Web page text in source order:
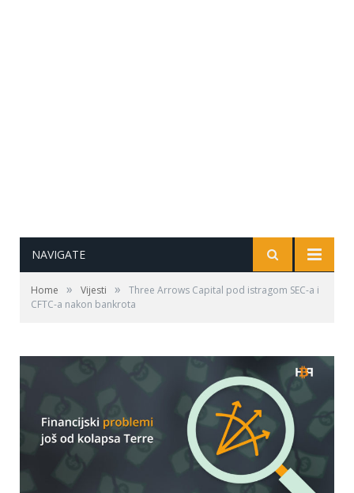
NAVIGATE
Home » Vijesti »
Three Arrows Capital pod istragom SEC-a i
CFTC-a nakon bankrota